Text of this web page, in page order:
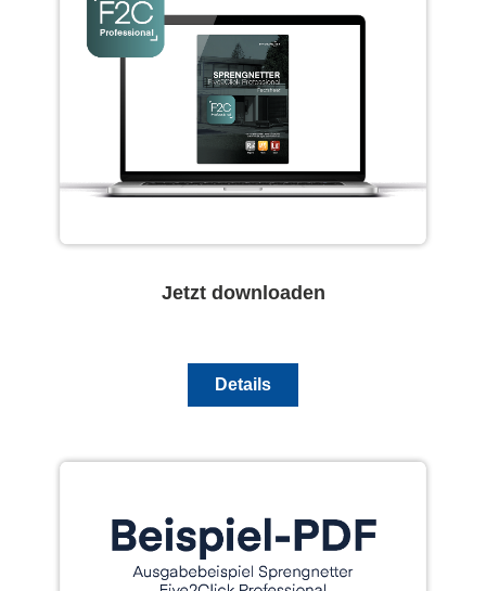
Jetzt downloaden
Details